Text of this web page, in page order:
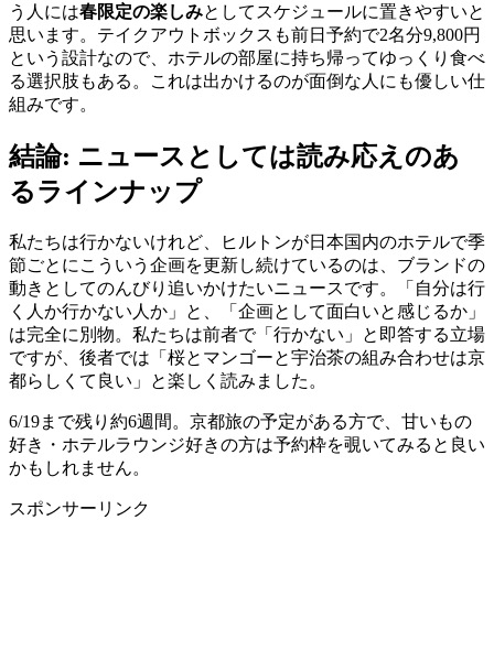
う人には春限定の楽しみとしてスケジュールに置きやすいと
思います。テイクアウトボックスも前日予約で2名分9,800円
という設計なので、ホテルの部屋に持ち帰ってゆっくり食べ
る選択肢もある。これは出かけるのが面倒な人にも優しい仕
組みです。
結論: ニュースとしては読み応えのあ
るラインナップ
私たちは行かないけれど、ヒルトンが日本国内のホテルで季
節ごとにこういう企画を更新し続けているのは、ブランドの
動きとしてのんびり追いかけたいニュースです。「自分は行
く人か行かない人か」と、「企画として面白いと感じるか」
は完全に別物。私たちは前者で「行かない」と即答する立場
ですが、後者では「桜とマンゴーと宇治茶の組み合わせは京
都らしくて良い」と楽しく読みました。
6/19まで残り約6週間。京都旅の予定がある方で、甘いもの
好き・ホテルラウンジ好きの方は予約枠を覗いてみると良い
かもしれません。
スポンサーリンク